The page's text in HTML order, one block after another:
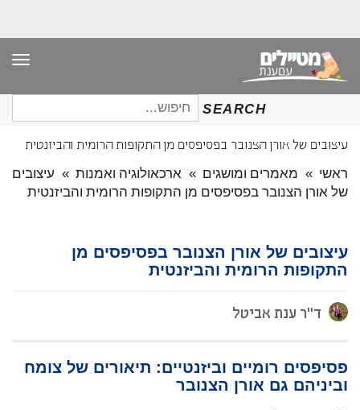
SEARCH
חיפוש
עבור:
עיצובים של אורן הצנובר בפסיפסים מן התקופות הרומית והביזנטית
ראשי » מאמרים ומושגים » ארכאולוגיה ואמנות » עיצובים
של אורן הצנובר בפסיפסים מן התקופות הרומית והביזנטית
עיצובים של אורן הצנובר בפסיפסים מן
התקופות הרומית והביזנטית
ד"ר ענת אביטל
פסיפסים רומיים וביזנטיים: תיאורים של צומח
וביניהם גם אורן הצנובר